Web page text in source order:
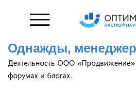
Однажды,
Деятельность ООО
форумах и блогах.